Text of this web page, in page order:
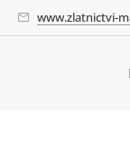
www.zlatnictvi-